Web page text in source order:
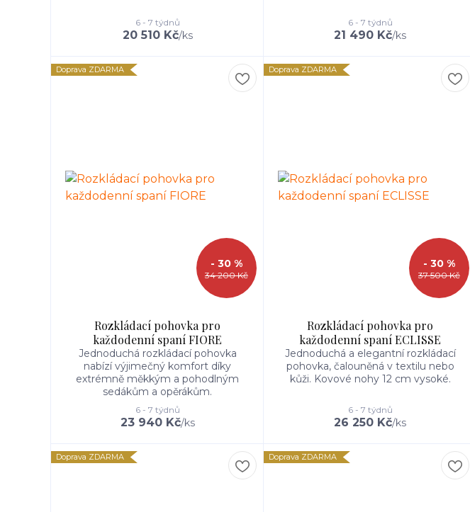
20 510 Kč/ks
6 - 7 týdnů
21 490 Kč/ks
6 - 7 týdnů
Doprava ZDARMA
34 200 Kč
- 30 %
Rozkládací pohovka pro
každodenní spaní FIORE
Jednoduchá rozkládací pohovka
nabízí výjimečný komfort díky
extrémně měkkým a pohodlným
sedákům a opěrákům.
23 940 Kč/ks
6 - 7 týdnů
Doprava ZDARMA
37 500 Kč
- 30 %
Rozkládací pohovka pro
každodenní spaní ECLISSE
Jednoduchá a elegantní rozkládací
pohovka, čalouněná v textilu nebo
kůži. Kovové nohy 12 cm vysoké.
26 250 Kč/ks
6 - 7 týdnů
Doprava ZDARMA Doprava ZDARMA